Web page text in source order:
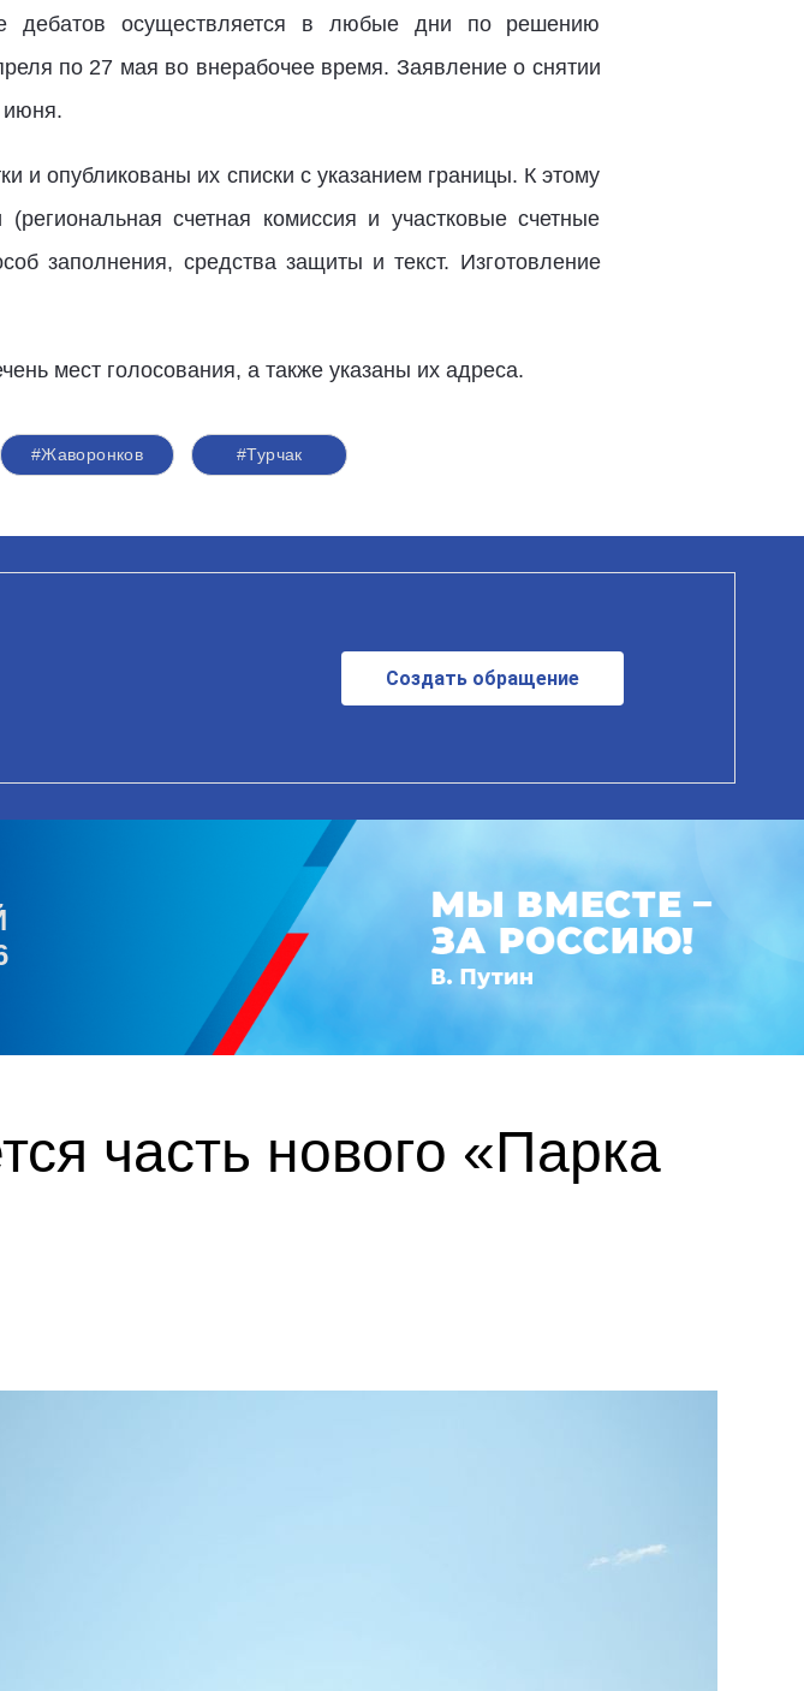
осуществляется в любые дни по решению
по 27 мая во внерабочее время. Заявление о снятии
июня.
и опубликованы их списки с указанием границы. К этому
счетная комиссия и участковые счетные
заполнения, средства защиты и текст. Изготовление
мест голосования, а также указаны их адреса.
#Жаворонков #Турчак
Создать обращение
часть нового «Парка